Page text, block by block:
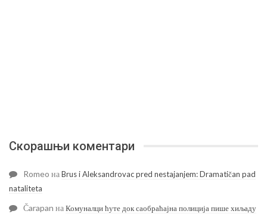
Скорашњи коментари
Romeo наBrus i Aleksandrovac pred nestajanjem: Dramatičan pad
nataliteta
Čarapan наКомуналци ћуте док саобраћајна полиција пише хиљаду